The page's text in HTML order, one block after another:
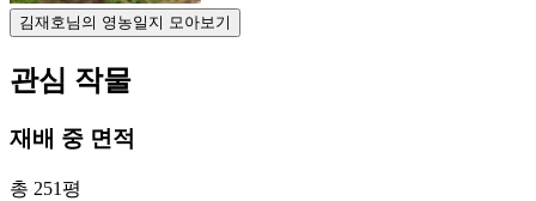
김재호님의 영농일지 모아보기
관심 작물
재배 중 면적
총 251평